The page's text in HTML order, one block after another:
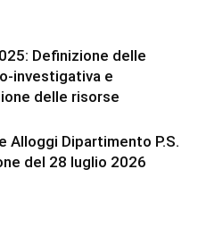
Definizione delle
investigativa e
delle risorse
Alloggi Dipartimento P.S.
del 28 luglio 2026